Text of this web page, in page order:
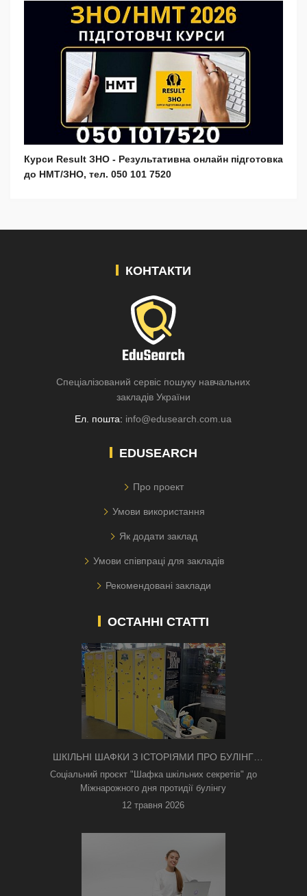
Курси Result ЗНО - Результативна онлайн підготовка
до НМТ/ЗНО, тел. 050 101 7520
КОНТАКТИ
Спеціалізований сервіс пошуку навчальних
закладів України
Ел. пошта: info@edusearch.com.ua
EDUSEARCH
Про проект
Умови використання
Як додати заклад
Умови співпраці для закладів
Рекомендовані заклади
ОСТАННІ СТАТТІ
ШКІЛЬНІ ШАФКИ З ІСТОРІЯМИ ПРО БУЛІНГ
З'ЯВИЛИСЯ В КИЄВІ
Соціальний проєкт "Шафка шкільних секретів" до
Міжнарожного дня протидії булінгу
12 травня 2026